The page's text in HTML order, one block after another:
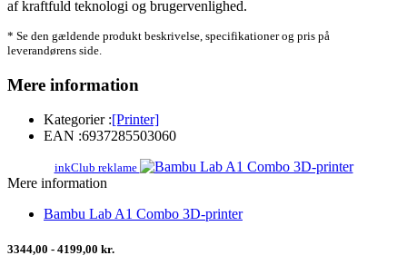
af kraftfuld teknologi og brugervenlighed.
* Se den gældende produkt beskrivelse, specifikationer og pris på
leverandørens side.
Mere information
Kategorier :[Printer]
EAN :6937285503060
inkClub reklame
Mere information
Bambu Lab A1 Combo 3D-printer
3344,00 - 4199,00 kr.